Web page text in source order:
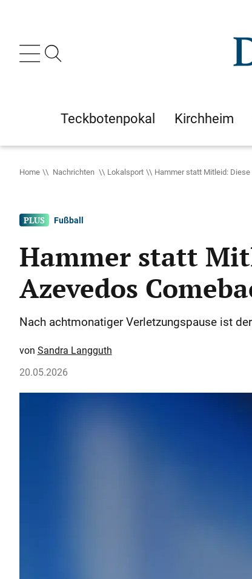
Teckbotenpokal Kirchheim
Home Nachrichten Lokalsport Hammer statt Mitleid:
Fußball
Hammer statt
Azevedos
Nach achtmonatiger Verletzungspause ist
Sandra Langguth
20.05.2026